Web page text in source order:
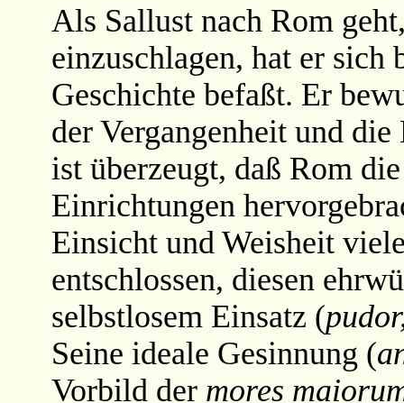
Als Sallust nach Rom
einzuschlagen, hat er sich
Geschichte befaßt. Er
der Vergangenheit und
ist überzeugt, daß Rom
Einrichtungen
Einsicht und Weisheit
entschlossen, diesen
selbstlosem Einsatz (
Seine ideale Gesinnung (
Vorbild der mores